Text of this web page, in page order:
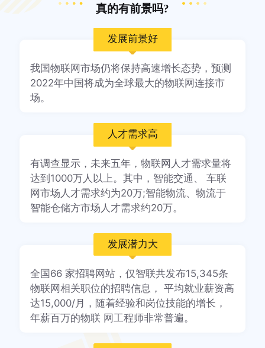
真的有前景吗?
发展前景好
我国物联网市场仍将保持高速增长态势，预测
2022年中国将成为全球最大的物联网连接市
场。
人才需求高
有调查显示，未来五年，物联网人才需求量将
达到1000万人以上。其中，智能交通、 车联
网市场人才需求约为20万;智能物流、物流于
智能仓储方市场人才需求约20万。
发展潜力大
全国66 家招聘网站，仅智联共发布15,345条
物联网相关职位的招聘信息， 平均就业薪资高
达15,000/月，随着经验和岗位技能的增长，
年薪百万的物联 网工程师非常普遍。